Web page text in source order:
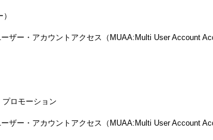
ザー・アカウントアクセス（MUAA:Multi User Account
ロモーション
ザー・アカウントアクセス（MUAA:Multi User Account